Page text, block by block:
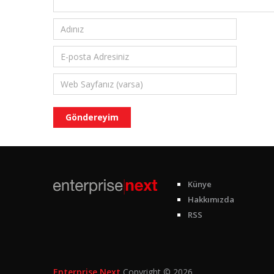
Künye
Hakkımızda
RSS